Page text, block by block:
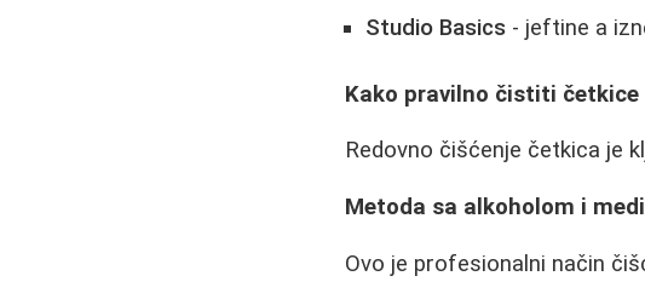
Studio Basics - jeftine a
Kako pravilno čistiti četkice
Redovno čišćenje četkica je
Metoda sa alkoholom i
Ovo je profesionalni način